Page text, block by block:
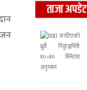
ताजा अपडेट